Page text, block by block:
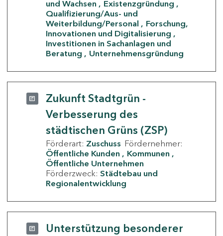
und Wachsen
Existenzgründung
Qualifizierung/Aus- und
Weiterbildung/Personal
Forschung,
Innovationen und Digitalisierung
Investitionen in Sachanlagen und
Beratung
Unternehmensgründung
Zukunft Stadtgrün -
Verbesserung des
städtischen Grüns (ZSP)
Förderart: Zuschuss Fördernehmer:
Öffentliche Kunden
Kommunen
Öffentliche Unternehmen
Förderzweck: Städtebau und
Regionalentwicklung
Unterstützung besonderer